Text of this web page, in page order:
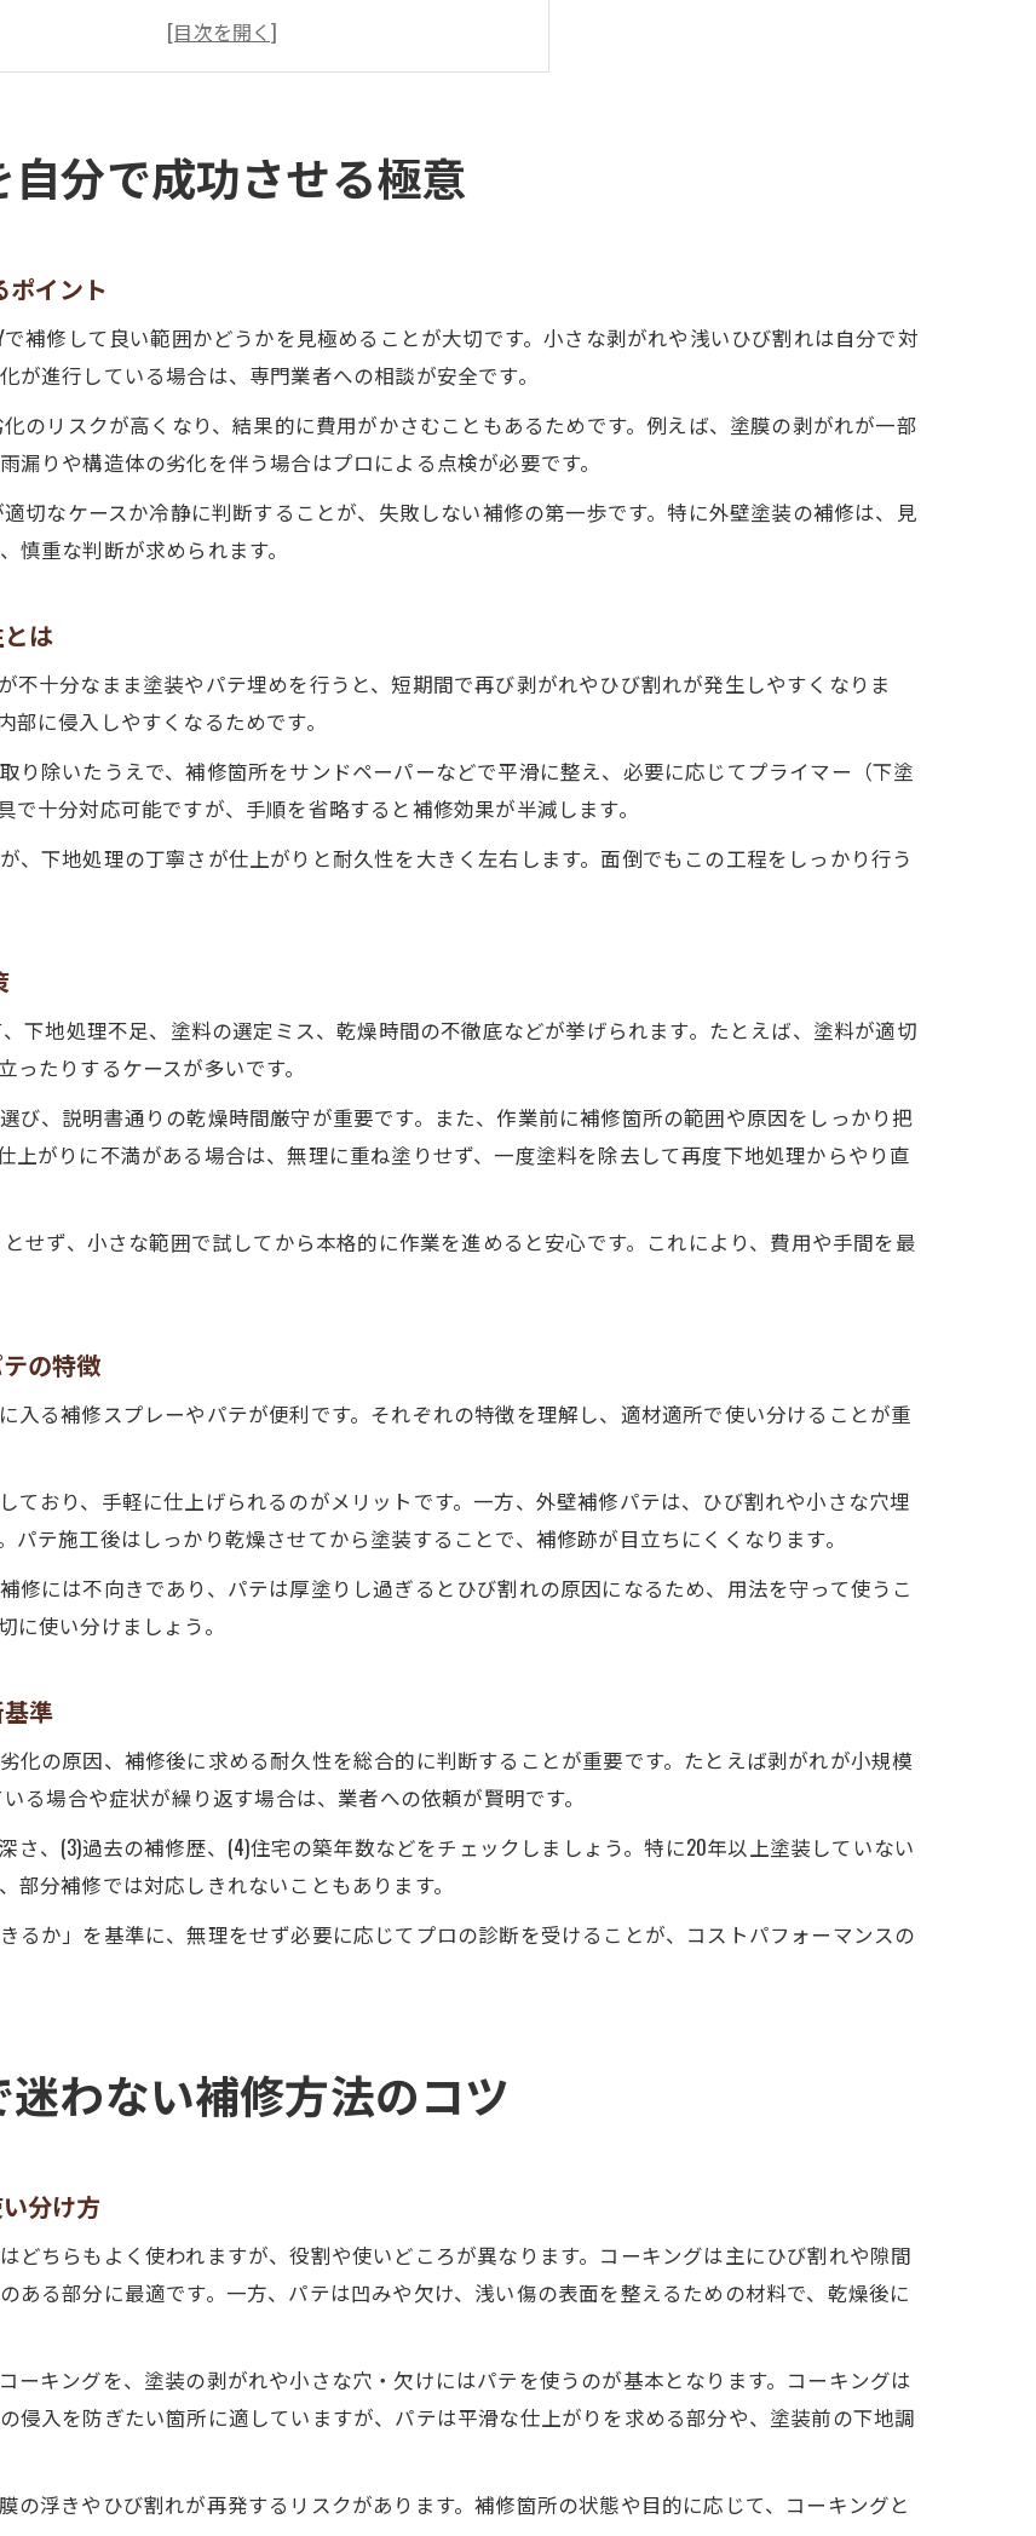
外壁塗装補修DIYでよくある失敗とその回避策
外壁塗装の剥がれ補修に使えるスプレーやパテの特徴
キングやパテ選びで迷わない補修方法のコツ
外壁塗装補修用コーキングとパテの違いと使い分け方
外壁塗装補修に適したコーキング材の特徴を解説
外壁塗装補修方法とコーキングの組み合わせ実例
外壁塗装補修DIYで避けたいパテやコーキングの失敗例
で外壁塗装補修を始める前に知っておきたい費用相場
外壁塗装補修DIYにかかる費用相場の目安を解説
外壁塗装補修に必要な道具と材料の費用を抑える工夫
外壁塗装補修費用を左右する範囲と作業内容の関係
外壁塗装補修におすすめのホームセンター活用法
外壁塗装補修スプレーやパテの効率的な使い方
外壁塗装補修方法をホームセンターの材料で実践
外壁塗装剥がれ補修の再劣化を防ぐ手順のポイント
外壁塗装補修DIYで実践したい塗り重ねの工夫
外壁塗装補修スプレーを使いこなすための注意点
外壁塗装補修跡を目立たせない仕上げ方法
業者依頼か見極めるための外壁塗装補修ガイド
外壁塗装補修DIYが向いているケースと注意点
外壁塗装補修DIYで危険な作業と安全対策の重要性
分で成功させる極意
ポイント
補修して良い範囲かどうかを見極めることが大切です。小さな剥がれや浅いひび割れは自分で対
進行している場合は、専門業者への相談が安全です。
のリスクが高くなり、結果的に費用がかさむこともあるためです。例えば、塗膜の剥がれが一部
りや構造体の劣化を伴う場合はプロによる点検が必要です。
切なケースか冷静に判断することが、失敗しない補修の第一歩です。特に外壁塗装の補修は、見
重な判断が求められます。
は
不十分なまま塗装やパテ埋めを行うと、短期間で再び剥がれやひび割れが発生しやすくなりま
に侵入しやすくなるためです。
り除いたうえで、補修箇所をサンドペーパーなどで平滑に整え、必要に応じてプライマー（下塗
十分対応可能ですが、手順を省略すると補修効果が半減します。
、下地処理の丁寧さが仕上がりと耐久性を大きく左右します。面倒でもこの工程をしっかり行う
下地処理不足、塗料の選定ミス、乾燥時間の不徹底などが挙げられます。たとえば、塗料が適切
たりするケースが多いです。
び、説明書通りの乾燥時間厳守が重要です。また、作業前に補修箇所の範囲や原因をしっかり把
上がりに不満がある場合は、無理に重ね塗りせず、一度塗料を除去して再度下地処理からやり直
せず、小さな範囲で試してから本格的に作業を進めると安心です。これにより、費用や手間を最
の特徴
入る補修スプレーやパテが便利です。それぞれの特徴を理解し、適材適所で使い分けることが重
ており、手軽に仕上げられるのがメリットです。一方、外壁補修パテは、ひび割れや小さな穴埋
テ施工後はしっかり乾燥させてから塗装することで、補修跡が目立ちにくくなります。
修には不向きであり、パテは厚塗りし過ぎるとひび割れの原因になるため、用法を守って使うこ
使い分けましょう。
準
化の原因、補修後に求める耐久性を総合的に判断することが重要です。たとえば剥がれが小規模
る場合や症状が繰り返す場合は、業者への依頼が賢明です。
さ、(3)過去の補修歴、(4)住宅の築年数などをチェックしましょう。特に20年以上塗装していない
分補修では対応しきれないこともあります。
るか」を基準に、無理をせず必要に応じてプロの診断を受けることが、コストパフォーマンスの
わない補修方法のコツ
分け方
どちらもよく使われますが、役割や使いどころが異なります。コーキングは主にひび割れや隙間
ある部分に最適です。一方、パテは凹みや欠け、浅い傷の表面を整えるための材料で、乾燥後に
ーキングを、塗装の剥がれや小さな穴・欠けにはパテを使うのが基本となります。コーキングは
侵入を防ぎたい箇所に適していますが、パテは平滑な仕上がりを求める部分や、塗装前の下地調
浮きやひび割れが再発するリスクがあります。補修箇所の状態や目的に応じて、コーキングと